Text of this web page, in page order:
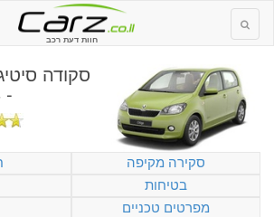
חוות דעת רכב
- 2018
סקירה מקיפה
בטיחות
מפרטים טכניים